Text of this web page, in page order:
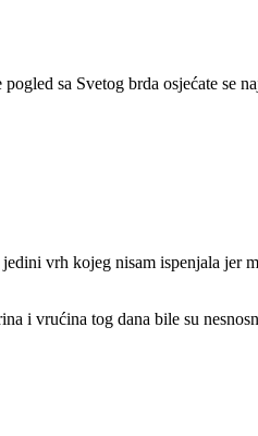
sa Svetog brda osjećate se
vrh kojeg nisam ispenjala jer
i vrućina tog dana bile su